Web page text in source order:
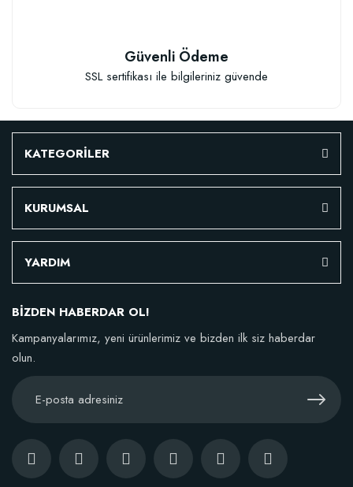
Güvenli Ödeme
SSL sertifikası ile bilgileriniz güvende
KATEGORİLER
KURUMSAL
YARDIM
BİZDEN HABERDAR OL!
Kampanyalarımız, yeni ürünlerimiz ve bizden ilk siz haberdar
olun.